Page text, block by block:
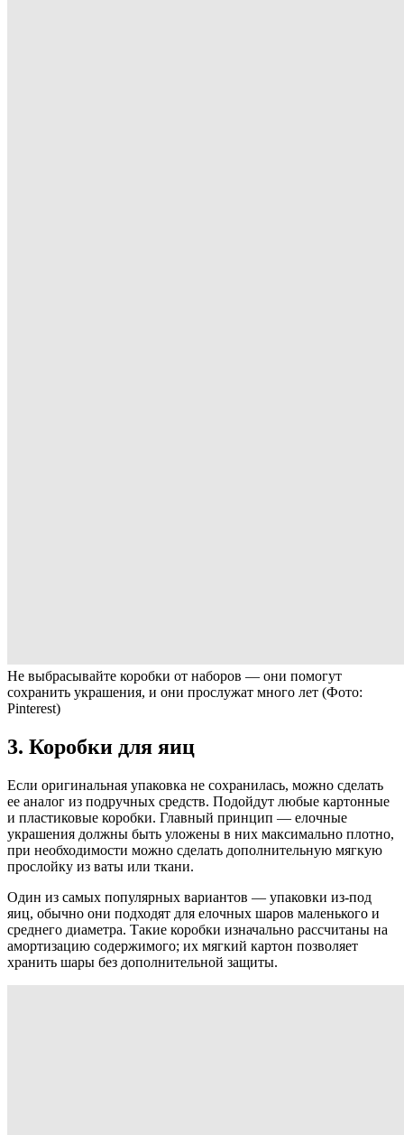
Не выбрасывайте коробки от наборов — они помогут
сохранить украшения, и они прослужат много лет (Фото:
Pinterest)
3. Коробки для яиц
Если оригинальная упаковка не сохранилась, можно сделать
ее аналог из подручных средств. Подойдут любые картонные
и пластиковые коробки. Главный принцип — елочные
украшения должны быть уложены в них максимально плотно,
при необходимости можно сделать дополнительную мягкую
прослойку из ваты или ткани.
Один из самых популярных вариантов — упаковки из-под
яиц, обычно они подходят для елочных шаров маленького и
среднего диаметра. Такие коробки изначально рассчитаны на
амортизацию содержимого; их мягкий картон позволяет
хранить шары без дополнительной защиты.